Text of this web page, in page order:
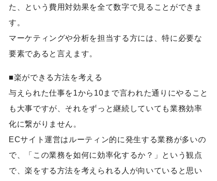
た、という費用対効果を全て数字で見ることができま
す。
マーケティングや分析を担当する方には、特に必要な
要素であると言えます。
■楽ができる方法を考える
与えられた仕事を1から10まで言われた通りにやること
も大事ですが、それをずっと継続していても業務効率
化に繋がりません。
ECサイト運営はルーティン的に発生する業務が多いの
で、「この業務を如何に効率化するか？」という観点
で、楽をする方法を考えられる人が向いていると思い